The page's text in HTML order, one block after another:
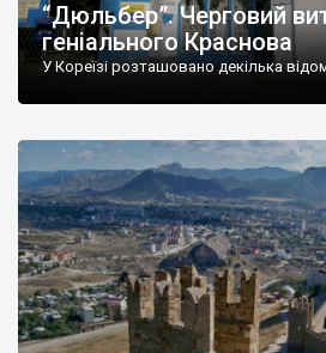
“Дюльбер”. Черговий
геніального Краснова
У Кореїзі розташовано декілька